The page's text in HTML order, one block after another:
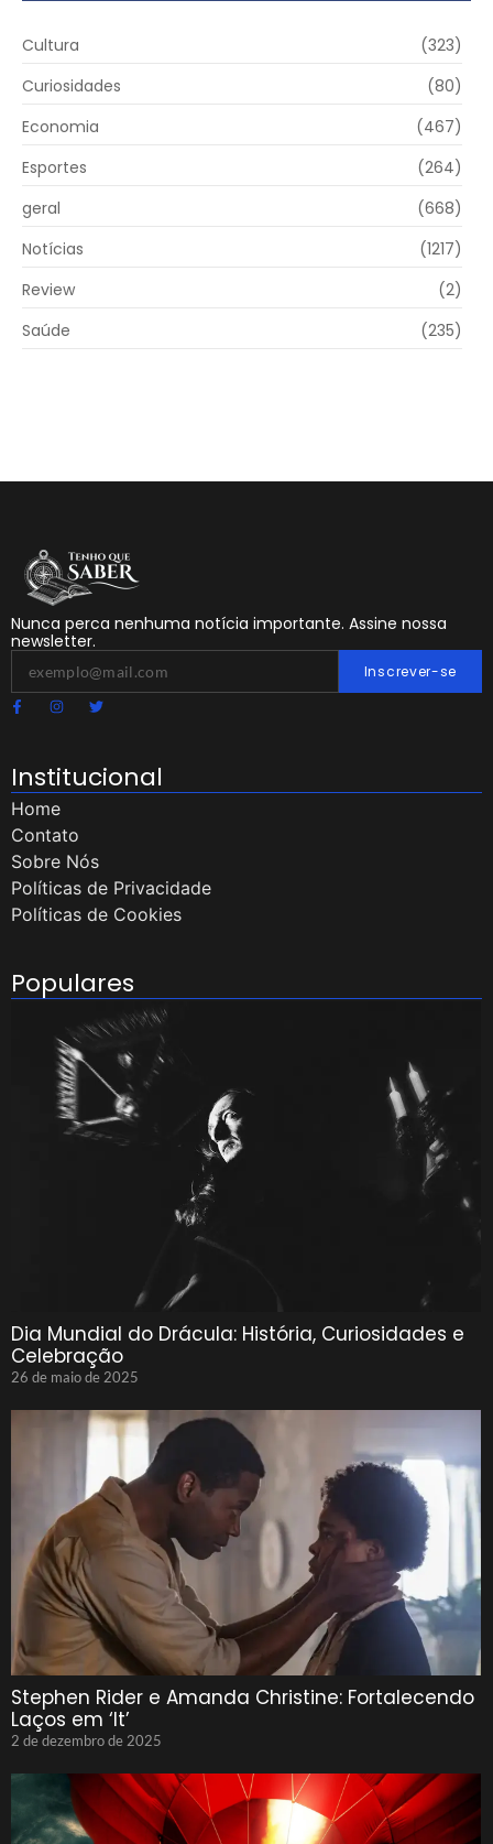
Cultura
(323)
Curiosidades
(80)
Economia
(467)
Esportes
(264)
geral
(668)
Notícias
(1217)
Review
(2)
Saúde
(235)
Nunca perca nenhuma notícia importante. Assine nossa
newsletter.
Inscrever-se
Institucional
Home
Contato
Sobre Nós
Políticas de Privacidade
Políticas de Cookies
Populares
Dia Mundial do Drácula: História, Curiosidades e
Celebração
26 de maio de 2025
Stephen Rider e Amanda Christine: Fortalecendo
Laços em ‘It’
2 de dezembro de 2025